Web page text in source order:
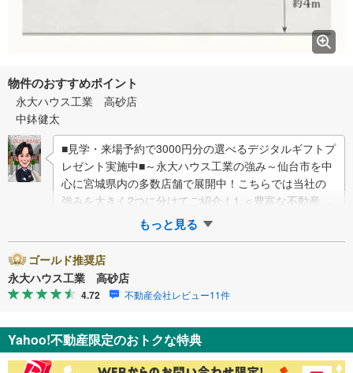
物件のおすすめポイント
永大ハウス工業 高砂店
中鉢健太
■見学・来場予約で3000円分の選べるデジタルギフトプ
レゼント実施中■～永大ハウス工業の強み～仙台市を中
心に宮城県内の多数店舗で展開中！こちらでは当社の
強みを大きく2つに分けてご紹介！1.＜豊富な不動産知
識＞戸建・マンション・土地…
もっと見る
ゴールド推奨店
永大ハウス工業 高砂店
4.72 不動産会社レビュー11件
Yahoo!不動産限定のおトクな特典